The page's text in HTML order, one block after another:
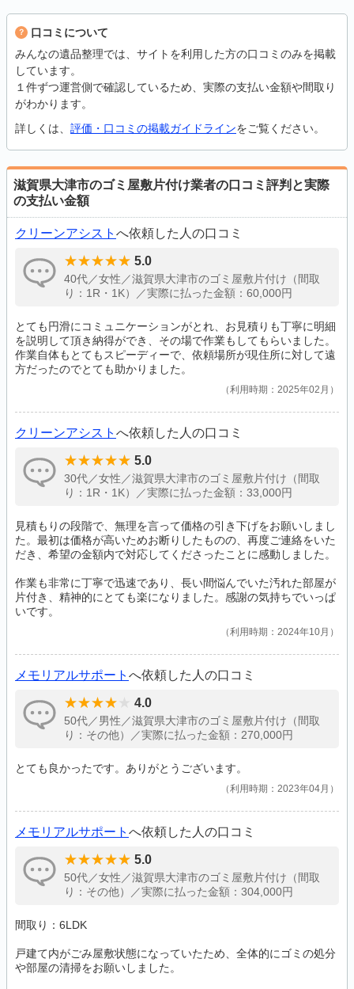
口コミについて
みんなの遺品整理では、サイトを利用した方の口コミのみを掲載
しています。
１件ずつ運営側で確認しているため、実際の支払い金額や間取り
がわかります。
詳しくは、 評価・口コミの掲載ガイドラインをご覧ください。
滋賀県大津市のゴミ屋敷片付け業者の口コミ評判と実際
の支払い金額
クリーンアシスト へ依頼した人の口コミ
5.0
40代／女性／滋賀県大津市のゴミ屋敷片付け（間取
り：1R・1K）／実際に払った金額：60,000円
とても円滑にコミュニケーションがとれ、お見積りも丁寧に明細
を説明して頂き納得ができ、その場で作業もしてもらいました。
作業自体もとてもスピーディーで、依頼場所が現住所に対して遠
方だったのでとても助かりました。
利用時期：2025年02月
クリーンアシスト へ依頼した人の口コミ
5.0
30代／女性／滋賀県大津市のゴミ屋敷片付け（間取
り：1R・1K）／実際に払った金額：33,000円
見積もりの段階で、無理を言って価格の引き下げをお願いしまし
た。最初は価格が高いためお断りしたものの、再度ご連絡をいた
だき、希望の金額内で対応してくださったことに感動しました。
作業も非常に丁寧で迅速であり、長い間悩んでいた汚れた部屋が
片付き、精神的にとても楽になりました。感謝の気持ちでいっぱ
いです。
利用時期：2024年10月
メモリアルサポート へ依頼した人の口コミ
4.0
50代／男性／滋賀県大津市のゴミ屋敷片付け（間取
り：その他）／実際に払った金額：270,000円
とても良かったです。ありがとうございます。
利用時期：2023年04月
メモリアルサポート へ依頼した人の口コミ
5.0
50代／女性／滋賀県大津市のゴミ屋敷片付け（間取
り：その他）／実際に払った金額：304,000円
間取り：6LDK
戸建て内がごみ屋敷状態になっていたため、全体的にゴミの処分
や部屋の清掃をお願いしました。